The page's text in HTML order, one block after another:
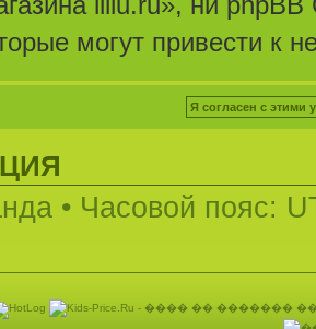
могут привести к
• Часовой пояс: